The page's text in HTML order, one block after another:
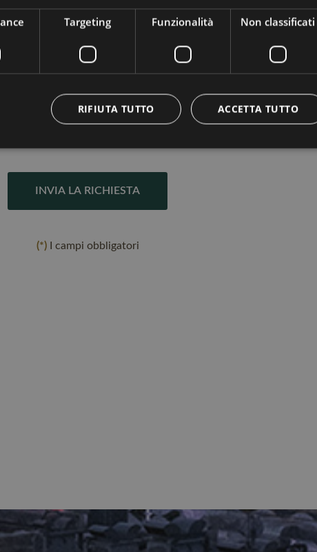
sull'utilizzo dei miei dati personali
INVIA LA RICHIESTA
(*)I campi obbligatori
Targeting Funzionalità Non classificati
ACCETTA TUTTO
RIFIUTA TUTTO